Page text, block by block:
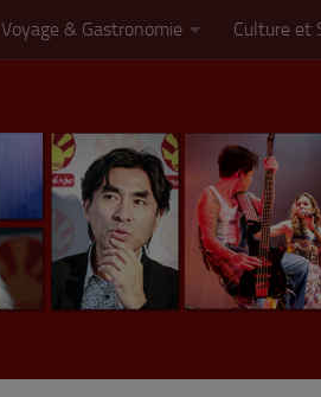
Voyage & Gastronomie Culture et